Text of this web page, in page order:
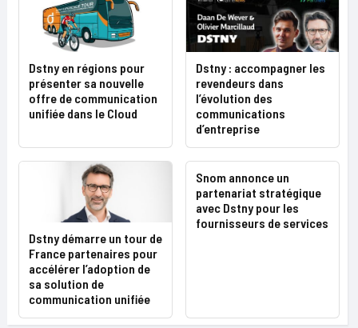
Dstny en régions pour
présenter sa nouvelle
offre de communication
unifiée dans le Cloud
Dstny : accompagner les
revendeurs dans
l’évolution des
communications
d’entreprise
Dstny démarre un tour de
France partenaires pour
accélérer l’adoption de
sa solution de
communication unifiée
Snom annonce un
partenariat stratégique
avec Dstny pour les
fournisseurs de services